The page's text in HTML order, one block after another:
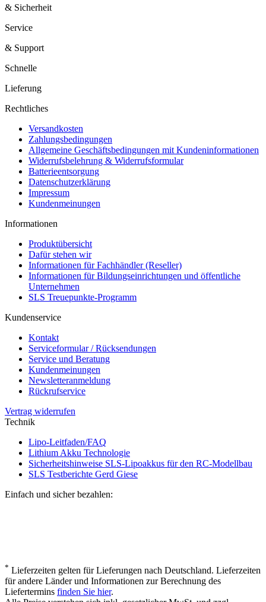
& Sicherheit
Service
& Support
Schnelle
Lieferung
Rechtliches
Versandkosten
Zahlungsbedingungen
Allgemeine Geschäftsbedingungen mit Kundeninformationen
Widerrufsbelehrung & Widerrufsformular
Batterieentsorgung
Datenschutzerklärung
Impressum
Kundenmeinungen
Informationen
Produktübersicht
Dafür stehen wir
Informationen für Fachhändler (Reseller)
Informationen für Bildungseinrichtungen und öffentliche
Unternehmen
SLS Treuepunkte-Programm
Kundenservice
Kontakt
Serviceformular / Rücksendungen
Service und Beratung
Kundenmeinungen
Newsletteranmeldung
Rückrufservice
Vertrag widerrufen
Technik
Lipo-Leitfaden/FAQ
Lithium Akku Technologie
Sicherheitshinweise SLS-Lipoakkus für den RC-Modellbau
SLS Testberichte Gerd Giese
Einfach und sicher bezahlen:
* Lieferzeiten gelten für Lieferungen nach Deutschland. Lieferzeiten
für andere Länder und Informationen zur Berechnung des
Liefertermins finden Sie hier.